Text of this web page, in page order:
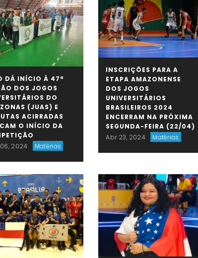
DÁ INÍCIO À 47ª
DOS JOGOS
DO
(JUAS) E
ACIRRADAS
O INÍCIO DA
2024
Matérias
INSCRIÇÕES PARA A
ETAPA AMAZONENSE
DOS JOGOS
UNIVERSITÁRIOS
BRASILEIROS 2024
ENCERRAM NA PRÓXIMA
SEGUNDA-FEIRA (22/04)
Abr 23, 2024
Matérias